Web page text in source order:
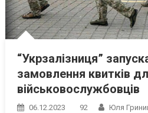
“Укрзалізниця”
замовлення квитків
військовослужбовців
06.12.2023 92
Юля